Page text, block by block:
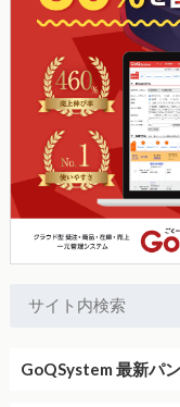
GoQSystem 最新パ